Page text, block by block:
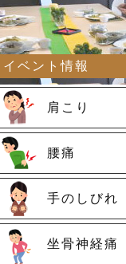
イベント情報
肩こり
腰痛
手のしびれ
坐骨神経痛